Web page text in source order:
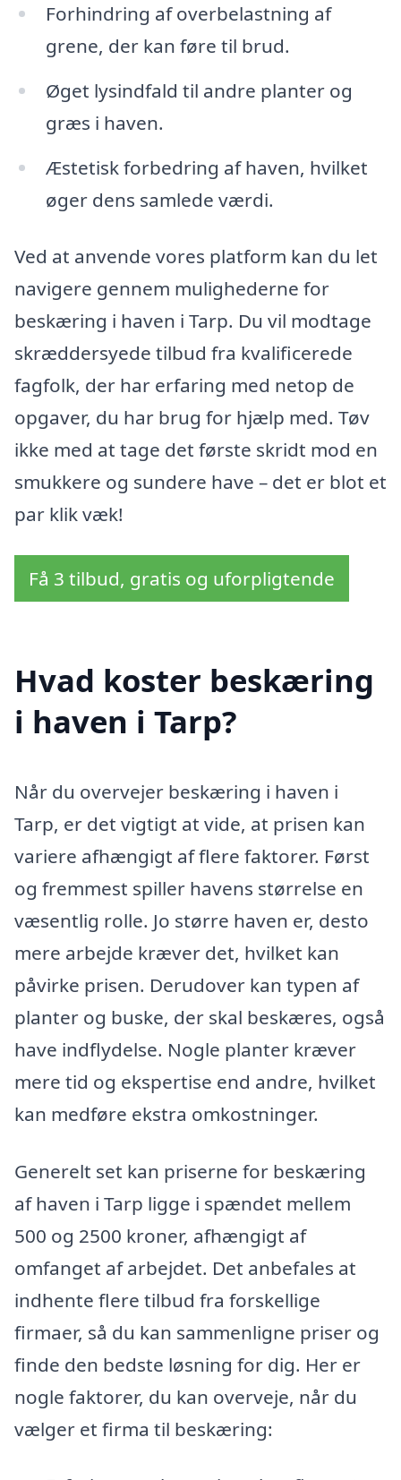
Forhindring af overbelastning af
grene, der kan føre til brud.
Øget lysindfald til andre planter og
græs i haven.
Æstetisk forbedring af haven, hvilket
øger dens samlede værdi.
Ved at anvende vores platform kan du let
navigere gennem mulighederne for
beskæring i haven i Tarp. Du vil modtage
skræddersyede tilbud fra kvalificerede
fagfolk, der har erfaring med netop de
opgaver, du har brug for hjælp med. Tøv
ikke med at tage det første skridt mod en
smukkere og sundere have – det er blot et
par klik væk!
Få 3 tilbud, gratis og uforpligtende
Hvad koster beskæring
i haven i Tarp?
Når du overvejer beskæring i haven i
Tarp, er det vigtigt at vide, at prisen kan
variere afhængigt af flere faktorer. Først
og fremmest spiller havens størrelse en
væsentlig rolle. Jo større haven er, desto
mere arbejde kræver det, hvilket kan
påvirke prisen. Derudover kan typen af
planter og buske, der skal beskæres, også
have indflydelse. Nogle planter kræver
mere tid og ekspertise end andre, hvilket
kan medføre ekstra omkostninger.
Generelt set kan priserne for beskæring
af haven i Tarp ligge i spændet mellem
500 og 2500 kroner, afhængigt af
omfanget af arbejdet. Det anbefales at
indhente flere tilbud fra forskellige
firmaer, så du kan sammenligne priser og
finde den bedste løsning for dig. Her er
nogle faktorer, du kan overveje, når du
vælger et firma til beskæring: